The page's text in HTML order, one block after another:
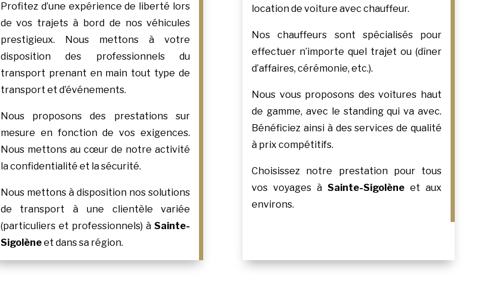
Profitez d’une expérience de liberté lors
de vos trajets à bord de nos véhicules
prestigieux. Nous mettons à votre
disposition des professionnels du
transport prenant en main tout type de
transport et d’événements.
Nous proposons des prestations sur
mesure en fonction de vos exigences.
Nous mettons au cœur de notre activité
la confidentialité et la sécurité.
Nous mettons à disposition nos solutions
de transport à une clientèle variée
(particuliers et professionnels) àSainte-
Sigolèneet dans sa région.
location de voiture avec chauffeur.
Nos chauffeurs sont spécialisés pour
effectuer n’importe quel trajet ou (dîner
d’affaires, cérémonie, etc.).
Nous vous proposons des voitures haut
de gamme, avec le standing qui va avec.
Bénéficiez ainsi à des services de qualité
à prix compétitifs.
Choisissez notre prestation pour tous
vos voyages àSainte-Sigolène et aux
environs.